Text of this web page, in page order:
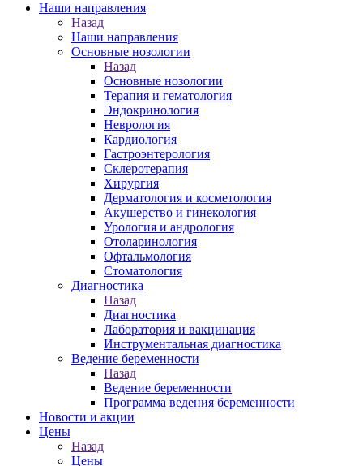
Наши направления
Назад
Наши направления
Основные нозологии
Назад
Основные нозологии
Терапия и гематология
Эндокринология
Неврология
Кардиология
Гастроэнтерология
Склеротерапия
Хирургия
Дерматология и косметология
Акушерство и гинекология
Урология и андрология
Отоларинология
Офтальмология
Стоматология
Диагностика
Назад
Диагностика
Лаборатория и вакцинация
Инструментальная диагностика
Ведение беременности
Назад
Ведение беременности
Программа ведения беременности
Новости и акции
Цены
Назад
Цены